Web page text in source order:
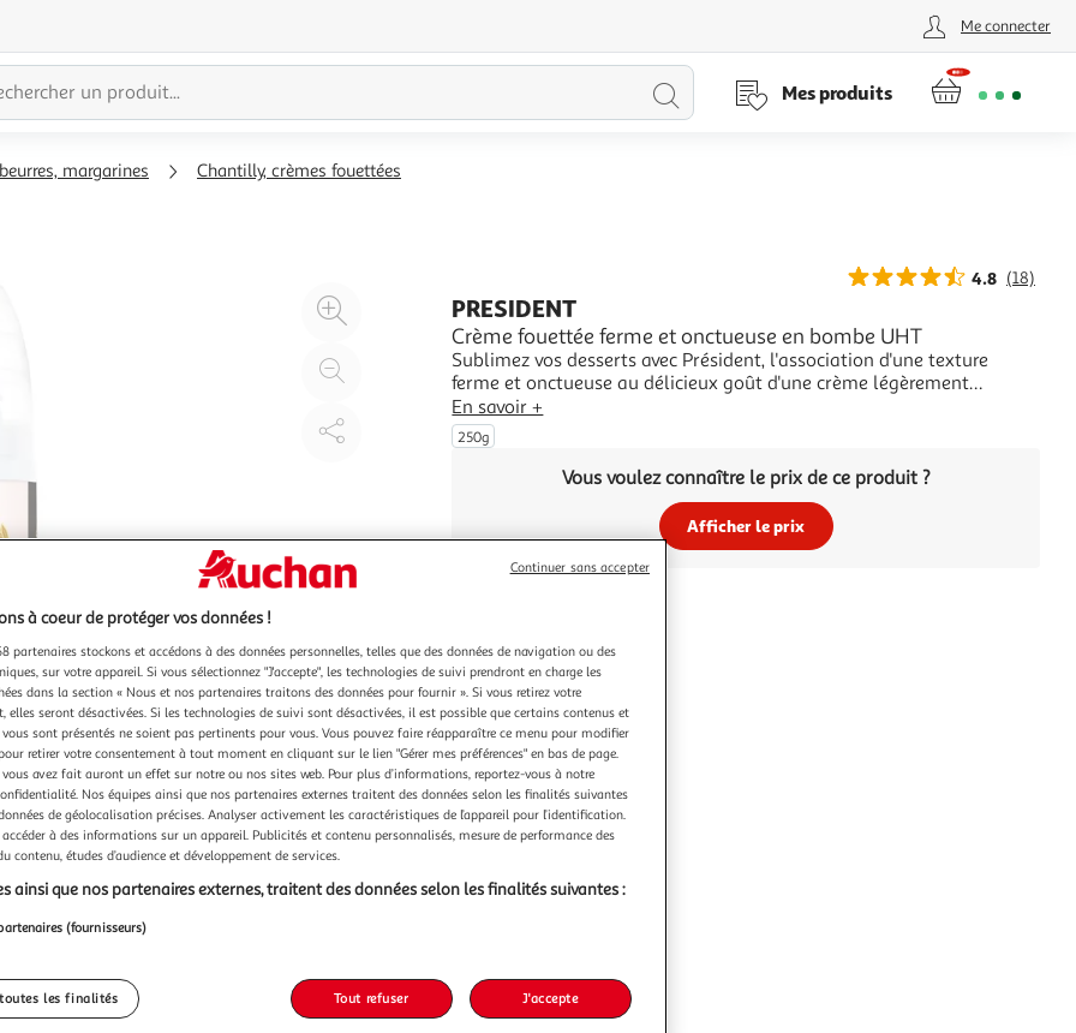
Me connecter
Lancer
Mes produits
margarines Chantilly, crèmes fouettées
Agrandir
l'illustration
l'illustration
Partager
4.8 (18)
PRESIDENT
Crème fouettée ferme et onctueuse en bombe UHT
Sublimez vos desserts avec Président, l'association d'une texture
ferme et onctueuse au délicieux goût d'une crème légèrement
vanillée. Avec son embout professionnel, vous réaliserez des volutes
plus généreuses comme au restaurant ! Président, le plaisir c'est
important.
En savoir +
250g
Vous voulez connaître le prix de ce produit ?
Afficher le prix
à coeur de protéger vos données !
partenaires stockons et accédons à des données personnelles, telles que des données de navigation ou des
sur votre appareil. Si vous sélectionnez "J'accepte", les technologies de suivi prendront en charge les
dans la section « Nous et nos partenaires traitons des données pour fournir ». Si vous retirez votre
elles seront désactivées. Si les technologies de suivi sont désactivées, il est possible que certains contenus et
sont présentés ne soient pas pertinents pour vous. Vous pouvez faire réapparaître ce menu pour modifier
retirer votre consentement à tout moment en cliquant sur le lien "Gérer mes préférences" en bas de page.
vous avez fait auront un effet sur notre ou nos sites web. Pour plus d’informations, reportez-vous à notre
Nos équipes ainsi que nos partenaires externes traitent des données selon les finalités suivantes
de géolocalisation précises. Analyser activement les caractéristiques de l’appareil pour l’identification.
à des informations sur un appareil. Publicités et contenu personnalisés, mesure de performance des
contenu, études d’audience et développement de services.
ainsi que nos partenaires externes, traitent des données selon les finalités suivantes :
(fournisseurs)
les finalités Tout refuser J'accepte
Continuer sans accepter